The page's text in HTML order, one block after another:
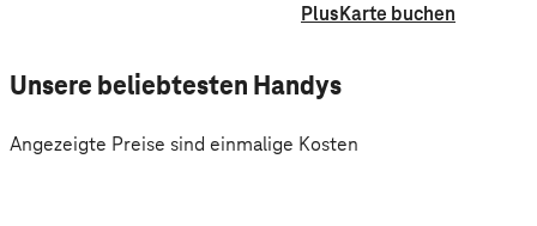
PlusKarte buchen
Unsere beliebtesten Handys
Angezeigte Preise sind einmalige Kosten